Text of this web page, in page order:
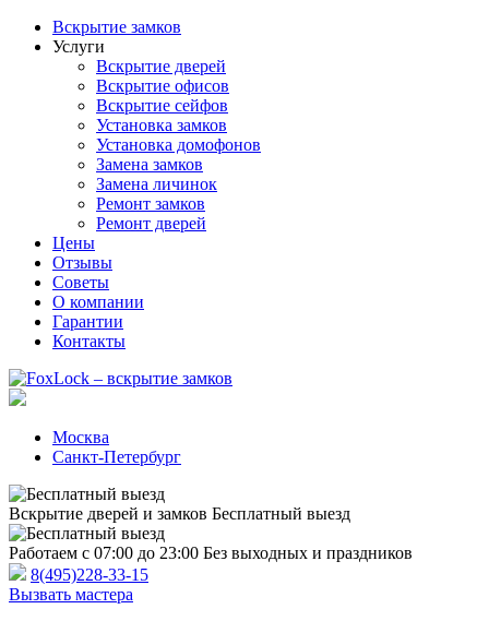
Вскрытие замков
Услуги
Вскрытие дверей
Вскрытие офисов
Вскрытие сейфов
Установка замков
Установка домофонов
Замена замков
Замена личинок
Ремонт замков
Ремонт дверей
Цены
Отзывы
Советы
О компании
Гарантии
Контакты
Москва
Санкт-Петербург
Вскрытие дверей и замков Бесплатный выезд
Работаем с 07:00 до 23:00 Без выходных и праздников
8(495)228-33-15
Вызвать мастера